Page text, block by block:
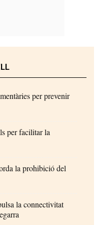
per prevenir
per facilitar la
la prohibició del
la connectivitat